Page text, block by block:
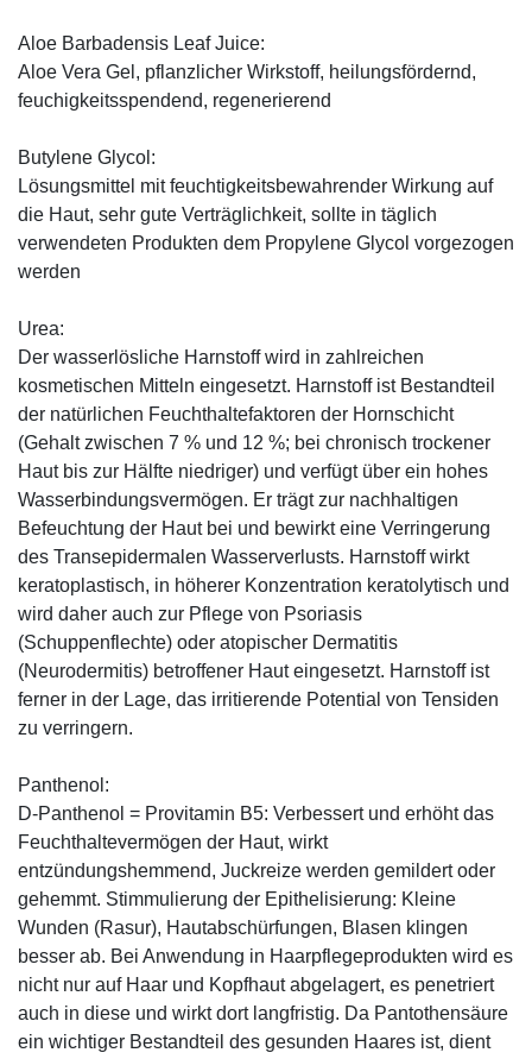
Aloe Barbadensis Leaf Juice:
Aloe Vera Gel, pflanzlicher Wirkstoff, ­heilungsfördernd,
feuchigkeitsspendend, ­regenerierend
Butylene Glycol:
Lösungsmittel mit feuchtigkeitsbewahrender Wirkung auf
die Haut, sehr gute Verträglichkeit, sollte in täglich
verwendeten Produkten dem Propylene Glycol vorgezogen
werden
Urea:
Der wasserlösliche Harnstoff wird in zahlreichen
kosmetischen Mitteln eingesetzt. Harnstoff ist Bestandteil
der natürlichen Feuchthaltefaktoren der Hornschicht
(Gehalt zwischen 7 % und 12 %; bei chronisch trockener
Haut bis zur Hälfte niedriger) und verfügt über ein hohes
Wasserbindungsvermögen. Er trägt zur nachhaltigen
Befeuchtung der Haut bei und bewirkt eine Verringerung
des Transepidermalen Wasserverlusts. Harnstoff wirkt
keratoplastisch, in höherer Konzentration keratolytisch und
wird daher auch zur Pflege von Psoriasis
(Schuppenflechte) oder atopischer Dermatitis
(Neurodermitis) betroffener Haut eingesetzt. Harnstoff ist
ferner in der Lage, das irritierende Potential von Tensiden
zu verringern.
Panthenol:
D-Panthenol = Provitamin B5: Verbessert und erhöht das
Feuchthaltevermögen der Haut, wirkt
entzündungshemmend, Juckreize werden gemildert oder
gehemmt. Stimmulierung der Epithelisierung: Kleine
Wunden (Rasur), Hautabschürfungen, Blasen klingen
besser ab. Bei Anwendung in Haarpflegeprodukten wird es
nicht nur auf Haar und Kopfhaut abgelagert, es penetriert
auch in diese und wirkt dort langfristig. Da Pantothensäure
ein wichtiger Bestandteil des gesunden Haares ist, dient